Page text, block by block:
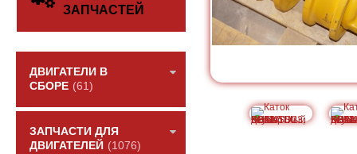
ЗАПЧАСТЕЙ
ДВИГАТЕЛИ В
СБОРЕ (61)
ЗАПЧАСТИ ДЛЯ
ДВИГАТЕЛЕЙ (1076)